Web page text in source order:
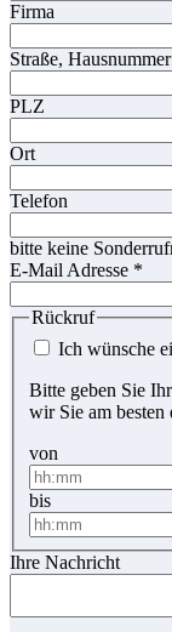
Firma
Straße, Hausnummer
PLZ
Ort
Telefon
bitte keine
E-Mail Adresse *
Rückruf
Ich wünsche
Bitte geben Sie
wir Sie am besten
von
bis
Ihre Nachricht